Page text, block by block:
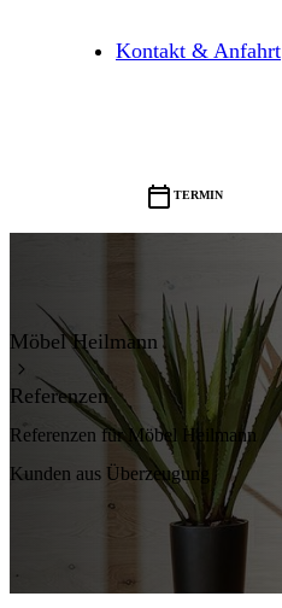
Kontakt & Anfahrt
 TERMIN
Möbel Heilmann

Referenzen
Referenzen für Möbel Heilmann
Kunden aus Überzeugung